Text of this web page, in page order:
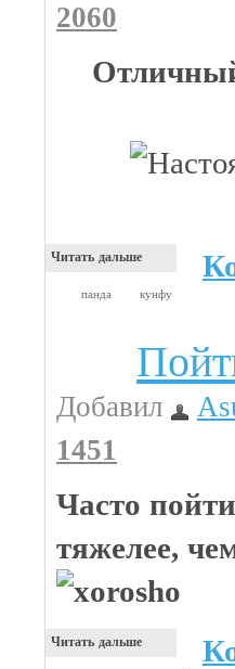
2060
Читать дальше
панда кунфу
Добавил
1451
Часто
тяжелее,
Читать дальше